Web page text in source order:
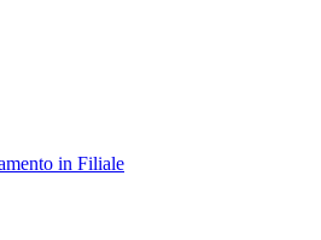
in Filiale